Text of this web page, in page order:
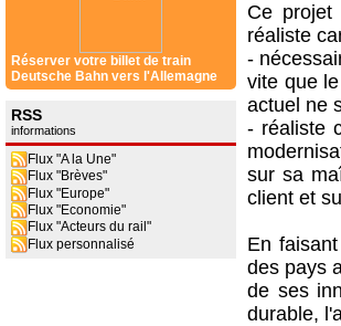
Réserver votre billet de train
Deutsche Bahn vers l'Allemagne
RSS
informations
Flux "A la Une"
Flux "Brèves"
Flux "Europe"
Flux "Economie"
Flux "Acteurs du rail"
Flux personnalisé
Ce projet
réaliste
-
vite que
actuel ne
- réaliste
sur sa
client et
En
des pays
de ses
durable,